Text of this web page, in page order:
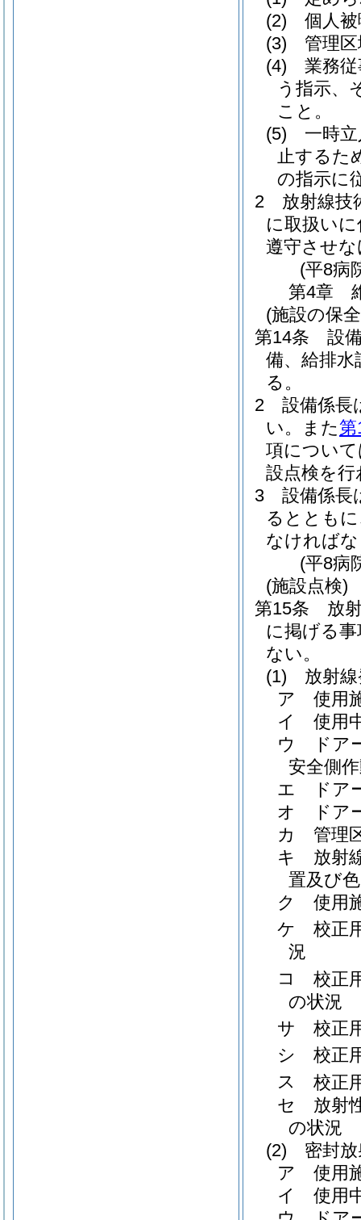
(2)
個人
(3)
管理
(4)
業務
う指示、
こと。
(5)
一時
止するた
の指示に
2
放射線技
に取扱い
遵守させ
(平8病
第4章
(施設の保
第14条
設
備、給排水
る。
2
設備係長
い。
また第
項につい
設点検を
3
設備係長
るととも
なければ
(平8病
(施設点検)
第15条
放
に掲げる
ない。
(1)
放射
ア
使用
イ
使用
ウ
ドア
安全側
エ
ドア
オ
ドア
カ
管理
キ
放射
置及び
ク
使用
ケ
校正
況
コ
校正
の状況
サ
校正
シ
校正
ス
校正
セ
放射
の状況
(2)
密封
ア
使用
イ
使用